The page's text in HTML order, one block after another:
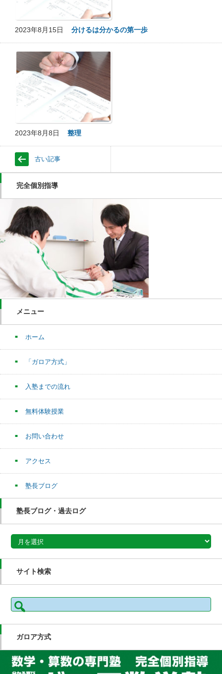
2023年8月15日 分けるは分かるの第一歩
2023年8月8日 整理
古い記事
完全個別指導
メニュー
ホーム
「ガロア方式」
入塾までの流れ
無料体験授業
お問い合わせ
アクセス
塾長ブログ
塾長ブログ・過去ログ
塾長ブログ・過去ログ
サイト検索
検
索:
ガロア方式